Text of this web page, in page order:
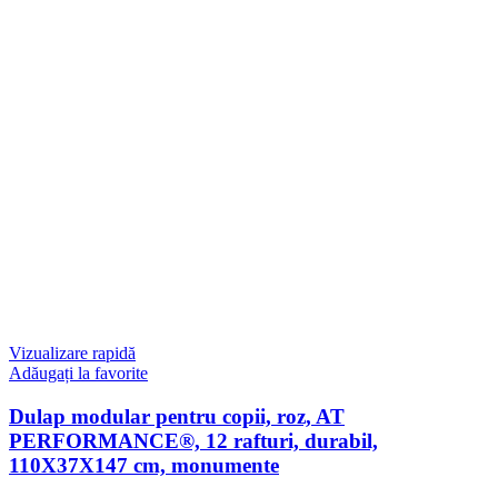
Vizualizare rapidă
Adăugați la favorite
Dulap modular pentru copii, roz, AT
PERFORMANCE®, 12 rafturi, durabil,
110X37X147 cm, monumente